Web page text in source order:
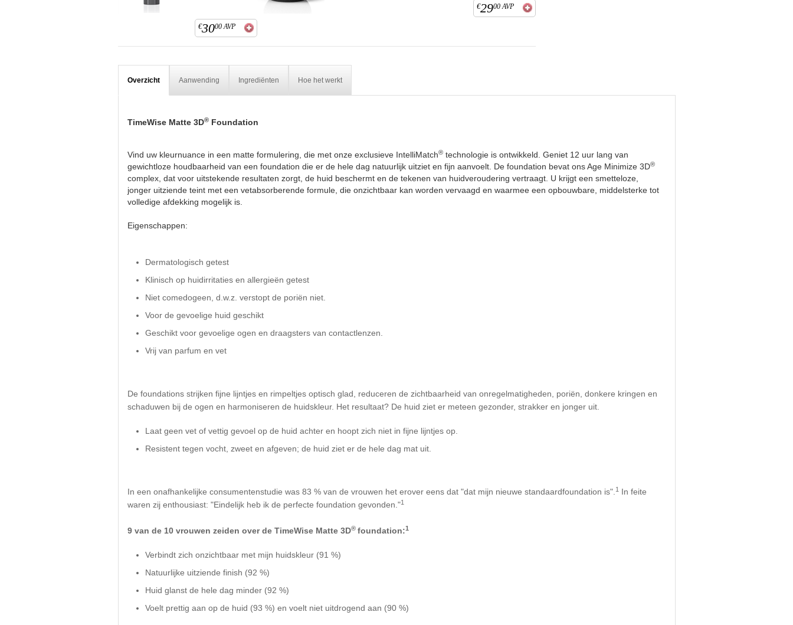
€3000 AVP
€2900 AVP
Overzicht Aanwending Ingrediënten Hoe het werkt
TimeWise Matte 3D®Foundation
Vind uw kleurnuance in een matte formulering, die met onze exclusieve IntelliMatch®technologie is ontwikkeld. Geniet 12 uur lang van
gewichtloze houdbaarheid van een foundation die er de hele dag natuurlijk uitziet en fijn aanvoelt. De foundation bevat ons Age Minimize 3D®
complex, dat voor uitstekende resultaten zorgt, de huid beschermt en de tekenen van huidveroudering vertraagt. U krijgt een smetteloze,
jonger uitziende teint met een vetabsorberende formule, die onzichtbaar kan worden vervaagd en waarmee een opbouwbare, middelsterke tot
volledige afdekking mogelijk is.
Eigenschappen:
Dermatologisch getest
Klinisch op huidirritaties en allergieën getest
Niet comedogeen, d.w.z. verstopt de poriën niet.
Voor de gevoelige huid geschikt
Geschikt voor gevoelige ogen en draagsters van contactlenzen.
Vrij van parfum en vet
De foundations strijken fijne lijntjes en rimpeltjes optisch glad, reduceren de zichtbaarheid van onregelmatigheden, poriën, donkere kringen en
schaduwen bij de ogen en harmoniseren de huidskleur. Het resultaat? De huid ziet er meteen gezonder, strakker en jonger uit.
Laat geen vet of vettig gevoel op de huid achter en hoopt zich niet in fijne lijntjes op.
Resistent tegen vocht, zweet en afgeven; de huid ziet er de hele dag mat uit.
In een onafhankelijke consumentenstudie was 83 % van de vrouwen het erover eens dat "dat mijn nieuwe standaardfoundation is". 1In feite
waren zij enthousiast: "Eindelijk heb ik de perfecte foundation gevonden."1
9 van de 10 vrouwen zeiden over de TimeWise Matte 3D® foundation:1
Verbindt zich onzichtbaar met mijn huidskleur (91 %)
Natuurlijke uitziende finish (92 %)
Huid glanst de hele dag minder (92 %)
Voelt prettig aan op de huid (93 %) en voelt niet uitdrogend aan (90 %)